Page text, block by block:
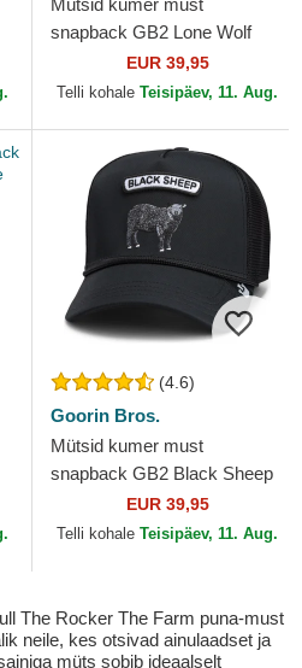
Mütsid kumer must
snapback GB2 Lone Wolf
The Rocker The Farm Goorin
Bros.
EUR 39,95
Telli kohale Teisipäev, 11. Aug.
(4.6)
Goorin Bros.
Mütsid kumer must
snapback GB2 Black Sheep
The Rocker The Farm Goorin
Bros.
EUR 39,95
Telli kohale Teisipäev, 11. Aug.
The Rocker The Farm puna-must
neile, kes otsivad ainulaadset ja
müts sobib ideaalselt